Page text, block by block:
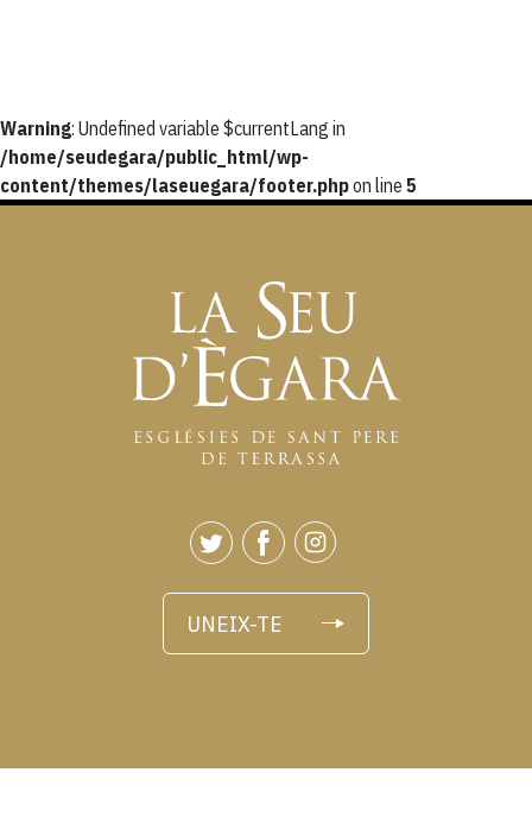
Warning: Undefined variable $currentLang in
/home/seudegara/public_html/wp-
content/themes/laseuegara/footer.phpon line 5
UNEIX-TE